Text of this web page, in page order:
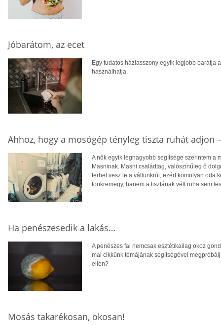
Jóbarátom, az ecet
Egy tudatos háziasszony egyik legjobb barátja
használhatja.
Ahhoz, hogy a mosógép tényleg tiszta ruhát adjon
A nők egyik legnagyobb segítsége szerintem a
Masninak. Masni családtag, valószínűleg ő
terhet vesz le a vállunkról, ezért komolyan oda
tönkremegy, hanem a tisztának vélt ruha sem
Ha penészesedik a lakás…
A penészes fal nemcsak esztétikailag okoz
mai cikkünk témájának segítségével
ellen?
Mosás takarékosan, okosan!